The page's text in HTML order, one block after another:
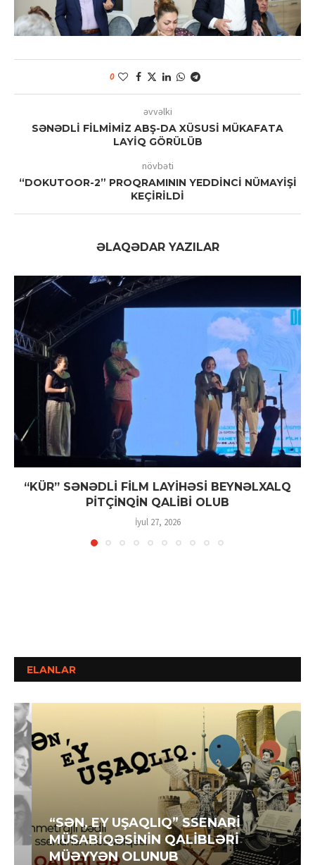
0
əvvəlki
SƏNƏDLİ FİLMİMİZ ABŞ-DA XÜSUSİ MÜKAFATA
LAYİQ GÖRÜLÜB
növbəti
“DOKUTOOR-2” PROQRAMININ YEDDİNCİ NÜMAYİŞİ
KEÇİRİLDİ
ƏLAQƏDAR YAZILAR
“KÜR” SƏNƏDLİ FİLM LAYİHƏSİ BEYNƏLXALQ
PİTÇİNQİN QALİBİ OLUB
İyul 27, 2026
ELANLAR
“SƏN, EY UŞAQLIQ” SSENARİ
MÜSABİQƏSİNİN QALİBLƏRİ
MÜƏYYƏN OLUNUB